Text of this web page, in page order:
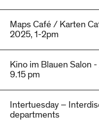
Maps Café / Karten
2025, 1-2pm
Kino im Blauen Salon
9.15 pm
Intertuesday –
departments